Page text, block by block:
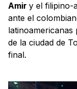
Amir y el filipino-
ante el
latinoamericanas
de la ciudad de
final.